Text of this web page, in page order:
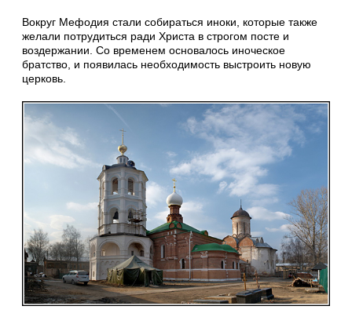
Вокруг Мефодия стали собираться иноки, которые также
желали потрудиться ради Христа в строгом посте и
воздержании. Со временем основалось иноческое
братство, и появилась необходимость выстроить новую
церковь.